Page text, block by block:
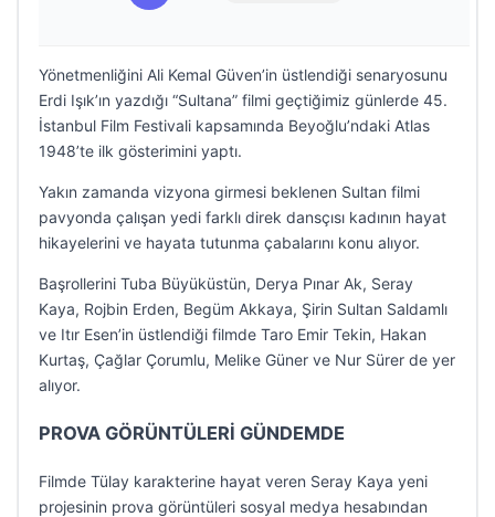
Yönetmenliğini Ali Kemal Güven’in üstlendiği senaryosunu
Erdi Işık’ın yazdığı “Sultana” filmi geçtiğimiz günlerde 45.
İstanbul Film Festivali kapsamında Beyoğlu’ndaki Atlas
1948’te ilk gösterimini yaptı.
Yakın zamanda vizyona girmesi beklenen Sultan filmi
pavyonda çalışan yedi farklı direk dansçısı kadının hayat
hikayelerini ve hayata tutunma çabalarını konu alıyor.
Başrollerini Tuba Büyüküstün, Derya Pınar Ak, Seray
Kaya, Rojbin Erden, Begüm Akkaya, Şirin Sultan Saldamlı
ve Itır Esen’in üstlendiği filmde Taro Emir Tekin, Hakan
Kurtaş, Çağlar Çorumlu, Melike Güner ve Nur Sürer de yer
alıyor.
PROVA GÖRÜNTÜLERİ GÜNDEMDE
Filmde Tülay karakterine hayat veren Seray Kaya yeni
projesinin prova görüntüleri sosyal medya hesabından